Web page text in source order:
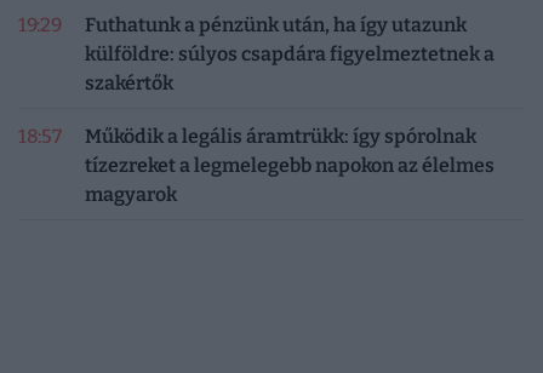
19:29
Futhatunk a pénzünk után, ha így utazunk
külföldre: súlyos csapdára figyelmeztetnek a
szakértők
18:57
Működik a legális áramtrükk: így spórolnak
tízezreket a legmelegebb napokon az élelmes
magyarok